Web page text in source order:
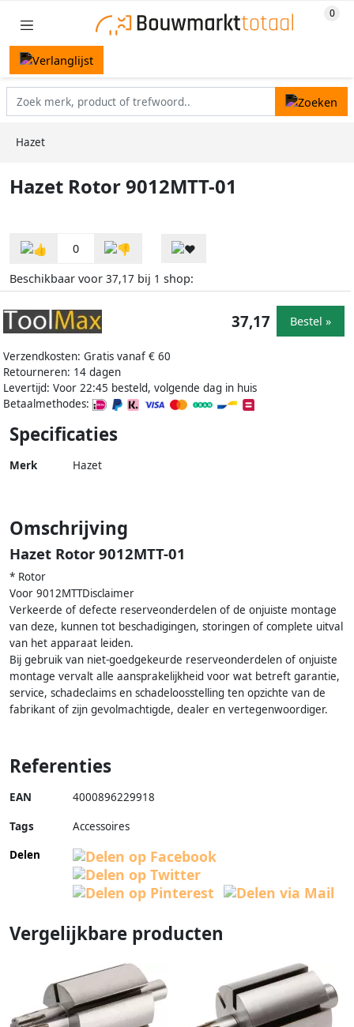
Hazet
Hazet Rotor 9012MTT-01
0
Beschikbaar voor 37,17 bij 1 shop:
Verzendkosten: Gratis vanaf € 60
Retourneren: 14 dagen
Levertijd: Voor 22:45 besteld, volgende dag in huis
Betaalmethodes:
37,17 Bestel »
Specificaties
Merk Hazet
Omschrijving
Hazet Rotor 9012MTT-01
* Rotor
Voor 9012MTTDisclaimer
Verkeerde of defecte reserveonderdelen of de onjuiste montage
van deze, kunnen tot beschadigingen, storingen of complete uitval
van het apparaat leiden.
Bij gebruik van niet-goedgekeurde reserveonderdelen of onjuiste
montage vervalt alle aansprakelijkheid voor wat betreft garantie,
service, schadeclaims en schadeloosstelling ten opzichte van de
fabrikant of zijn gevolmachtigde, dealer en vertegenwoordiger.
Referenties
EAN 4000896229918
Tags
Accessoires
Delen
Vergelijkbare producten